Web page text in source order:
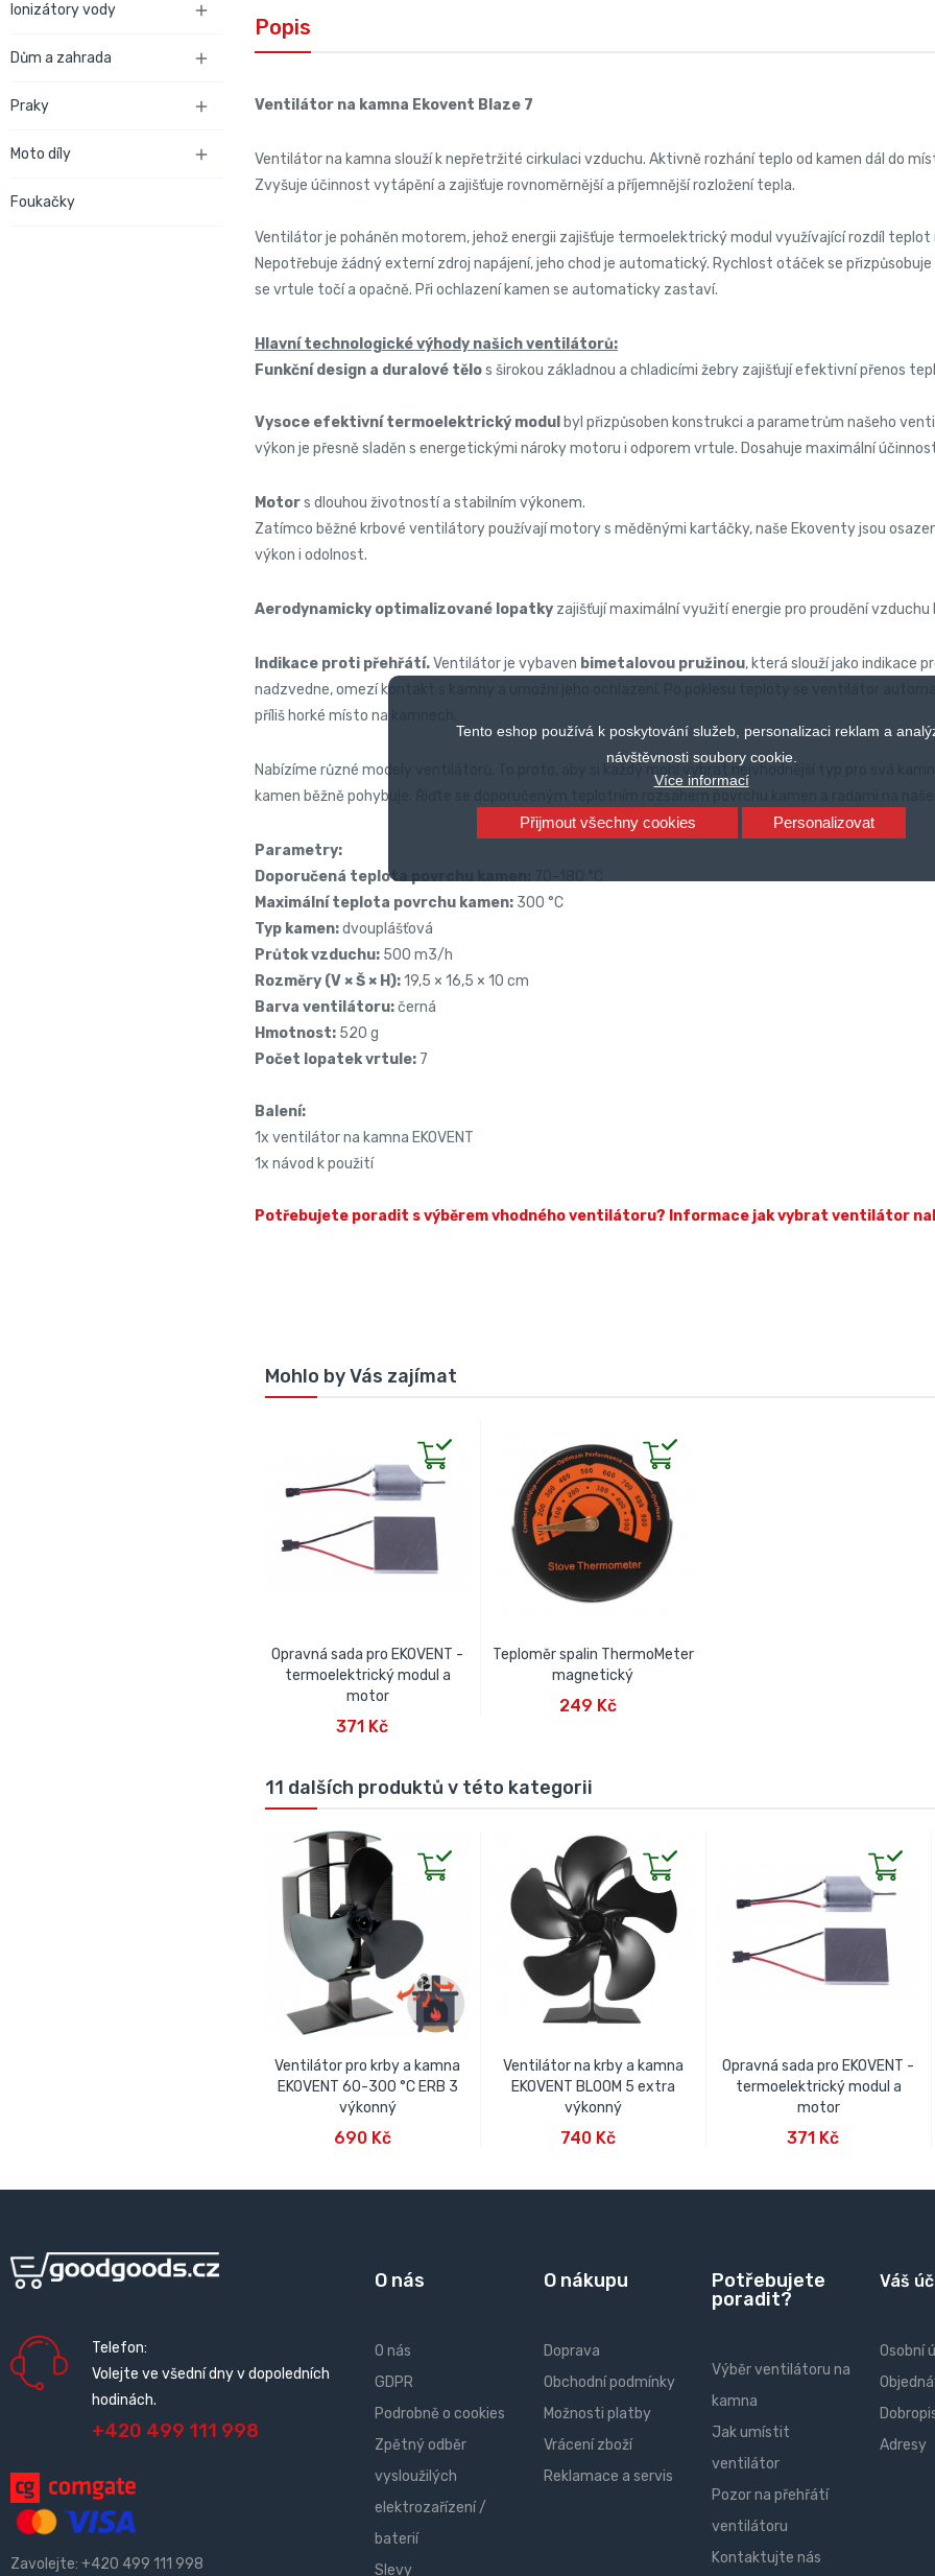
Tento eshop používá k poskytování služeb, personalizaci reklam a
návštěvnosti soubory cookie.
Více informací
Přijmout všechny cookies Personalizovat
Ionizátory vody 
Dům a zahrada 
Praky 
Moto díly 
Foukačky
Popis
Ventilátor na kamna Ekovent Blaze 7
Ventilátor na kamna slouží k nepřetržité cirkulaci vzduchu. Aktivně rozhání teplo od kamen dál do
Zvyšuje účinnost vytápění a zajišťuje rovnoměrnější a příjemnější rozložení tepla.
Ventilátor je poháněn motorem, jehož energii zajišťuje termoelektrický modul využívající rozdíl teplot
Nepotřebuje žádný externí zdroj napájení, jeho chod je automatický. Rychlost otáček se
se vrtule točí a opačně. Při ochlazení kamen se automaticky zastaví.
Hlavní technologické výhody našich ventilátorů:
Funkční design a duralové tělos širokou základnou a chladicími žebry zajišťují efektivní přenos
Vysoce efektivní termoelektrický modul byl přizpůsoben konstrukci a parametrům našeho
výkon je přesně sladěn s energetickými nároky motoru i odporem vrtule. Dosahuje maximální
Motors dlouhou životností a stabilním výkonem.
Zatímco běžné krbové ventilátory používají motory s měděnými kartáčky, naše Ekoventy jsou
výkon i odolnost.
Aerodynamicky optimalizované lopatky zajišťují maximální využití energie pro proudění
Indikace proti přehřátí.Ventilátor je vybaven bimetalovou pružinou, která slouží jako indikace
nadzvedne, omezí kontakt s kamny a umožní jeho ochlazení. Po poklesu teploty se ventilátor
příliš horké místo na kamnech.
Nabízíme různé modely ventilátorů. To proto, aby si každý mohl vybrat nejvhodnější typ pro svá
kamen běžně pohybuje. Řiďte se doporučeným teplotním rozsahem povrchu kamen a radami na
Parametry:
Doporučená teplota povrchu kamen:
Maximální teplota povrchu kamen: 300 °C
Typ kamen:dvouplášťová
Průtok vzduchu: 500 m3/h
Rozměry (V × Š × H):19,5 × 16,5 × 10 cm
Barva ventilátoru:černá
Hmotnost: 520 g
Počet lopatek vrtule: 7
Balení:
1x ventilátor na kamna EKOVENT
1x návod k použití
Potřebujete poradit s výběrem vhodného ventilátoru? Informace jak vybrat ventilátor
Mohlo by Vás zajímat
Opravná sada pro EKOVENT -
termoelektrický modul a
motor
371 Kč
Teploměr spalin ThermoMeter
magnetický
249 Kč
11 dalších produktů v této kategorii
Ventilátor pro krby a kamna
EKOVENT 60-300 °C ERB 3
výkonný
690 Kč
Ventilátor na krby a kamna
EKOVENT BLOOM 5 extra
výkonný
740 Kč
Opravná sada pro EKOVENT -
termoelektrický modul a
motor
371 Kč
Telefon:
Volejte ve všední dny v dopoledních
hodinách.
+420 499 111 998
Zavolejte: +420 499 111 998
O nás
O nás
GDPR
Podrobně o cookies
Zpětný odběr
vysloužilých
elektrozařízení /
baterií
Slevy
O nákupu
Doprava
Obchodní podmínky
Možnosti platby
Vrácení zboží
Reklamace a servis
Potřebujete
poradit?
Výběr ventilátoru na
kamna
Jak umístit
ventilátor
Pozor na přehřátí
ventilátoru
Kontaktujte nás
Váš
Osobní
Adresy